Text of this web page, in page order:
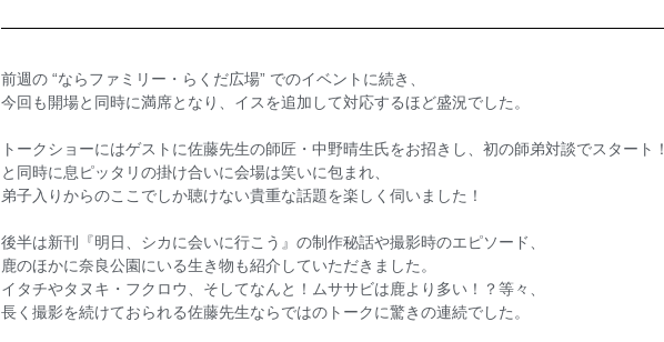
前週の “ならファミリー・らくだ広場” でのイベントに続き、
今回も開場と同時に満席となり、イスを追加して対応するほど盛況でした。
トークショーにはゲストに佐藤先生の師匠・中野晴生氏をお招きし、初の師弟対談でスタート！
と同時に息ピッタリの掛け合いに会場は笑いに包まれ、
弟子入りからのここでしか聴けない貴重な話題を楽しく伺いました！
後半は新刊『明日、シカに会いに行こう』の制作秘話や撮影時のエピソード、
鹿のほかに奈良公園にいる生き物も紹介していただきました。
イタチやタヌキ・フクロウ、そしてなんと！ムササビは鹿より多い！？等々、
長く撮影を続けておられる佐藤先生ならではのトークに驚きの連続でした。